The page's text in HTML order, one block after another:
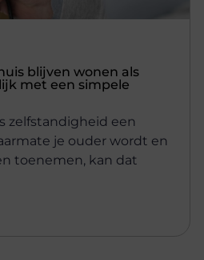
blijven wonen als
met een simpele
zelfstandigheid een
je ouder wordt en
toenemen, kan dat